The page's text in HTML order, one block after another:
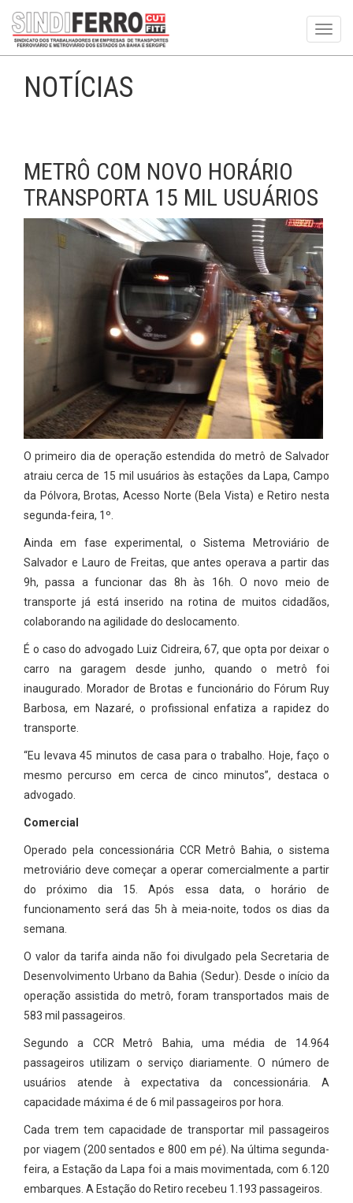
NOTÍCIAS
METRÔ COM NOVO HORÁRIO
TRANSPORTA 15 MIL USUÁRIOS
O primeiro dia de operação estendida do metrô de Salvador
atraiu cerca de 15 mil usuários às estações da Lapa, Campo
da Pólvora, Brotas, Acesso Norte (Bela Vista) e Retiro nesta
segunda-feira, 1º.
Ainda em fase experimental, o Sistema Metroviário de
Salvador e Lauro de Freitas, que antes operava a partir das
9h, passa a funcionar das 8h às 16h. O novo meio de
transporte já está inserido na rotina de muitos cidadãos,
colaborando na agilidade do deslocamento.
É o caso do advogado Luiz Cidreira, 67, que opta por deixar o
carro na garagem desde junho, quando o metrô foi
inaugurado. Morador de Brotas e funcionário do Fórum Ruy
Barbosa, em Nazaré, o profissional enfatiza a rapidez do
transporte.
“Eu levava 45 minutos de casa para o trabalho. Hoje, faço o
mesmo percurso em cerca de cinco minutos”, destaca o
advogado.
Comercial
Operado pela concessionária CCR Metrô Bahia, o sistema
metroviário deve começar a operar comercialmente a partir
do próximo dia 15. Após essa data, o horário de
funcionamento será das 5h à meia-noite, todos os dias da
semana.
O valor da tarifa ainda não foi divulgado pela Secretaria de
Desenvolvimento Urbano da Bahia (Sedur). Desde o início da
operação assistida do metrô, foram transportados mais de
583 mil passageiros.
Segundo a CCR Metrô Bahia, uma média de 14.964
passageiros utilizam o serviço diariamente. O número de
usuários atende à expectativa da concessionária. A
capacidade máxima é de 6 mil passageiros por hora.
Cada trem tem capacidade de transportar mil passageiros
por viagem (200 sentados e 800 em pé). Na última segunda-
feira, a Estação da Lapa foi a mais movimentada, com 6.120
embarques. A Estação do Retiro recebeu 1.193 passageiros.